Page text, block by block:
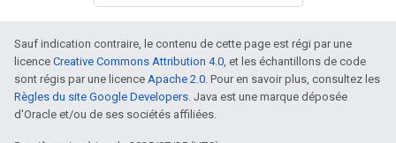
Sauf indication contraire, le contenu de cette page est régi par une
licence Creative Commons Attribution 4.0, et les échantillons de code
sont régis par une licence Apache 2.0. Pour en savoir plus, consultez les
Règles du site Google Developers. Java est une marque déposée
d'Oracle et/ou de ses sociétés affiliées.